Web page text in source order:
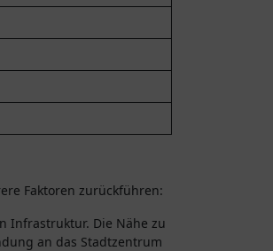
Faktoren zurückführen:
Infrastruktur. Die Nähe zu
an das Stadtzentrum